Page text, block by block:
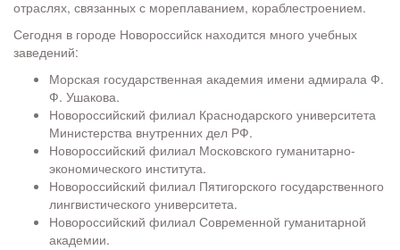
отраслях, связанных с мореплаванием, кораблестроением.
Сегодня в городе Новороссийск находится много учебных
заведений:
Морская государственная академия имени адмирала Ф.
Ф. Ушакова.
Новороссийский филиал Краснодарского университета
Министерства внутренних дел РФ.
Новороссийский филиал Московского гуманитарно-
экономического института.
Новороссийский филиал Пятигорского государственного
лингвистического университета.
Новороссийский филиал Современной гуманитарной
академии.